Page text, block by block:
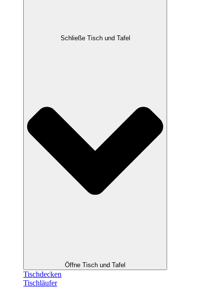
Schließe Tisch und Tafel
Öffne Tisch und Tafel
Tischdecken
Tischläufer